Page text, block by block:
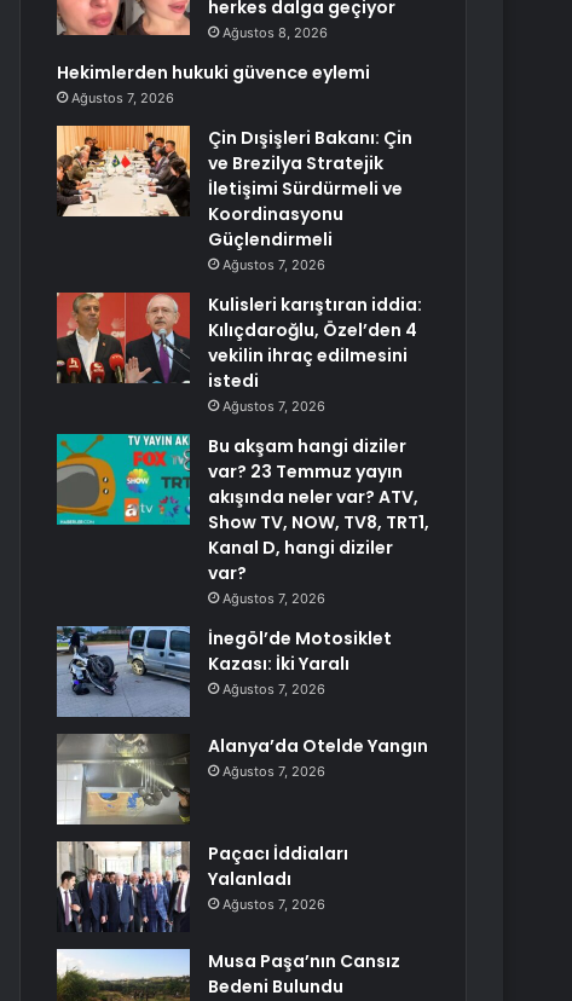
herkes dalga geçiyor
Ağustos 8, 2026
Hekimlerden hukuki güvence eylemi
Ağustos 7, 2026
Çin Dışişleri Bakanı: Çin
ve Brezilya Stratejik
İletişimi Sürdürmeli ve
Koordinasyonu
Güçlendirmeli
Ağustos 7, 2026
Kulisleri karıştıran iddia:
Kılıçdaroğlu, Özel’den 4
vekilin ihraç edilmesini
istedi
Ağustos 7, 2026
Bu akşam hangi diziler
var? 23 Temmuz yayın
akışında neler var? ATV,
Show TV, NOW, TV8, TRT1,
Kanal D, hangi diziler
var?
Ağustos 7, 2026
İnegöl’de Motosiklet
Kazası: İki Yaralı
Ağustos 7, 2026
Alanya’da Otelde Yangın
Ağustos 7, 2026
Paçacı İddiaları
Yalanladı
Ağustos 7, 2026
Musa Paşa’nın Cansız
Bedeni Bulundu